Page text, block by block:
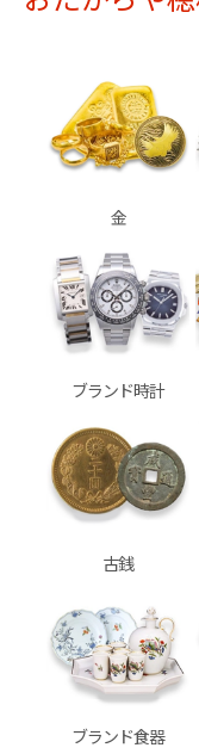
金
ブランド時計
古銭
ブランド食器